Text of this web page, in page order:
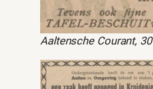
Aaltensche Courant,